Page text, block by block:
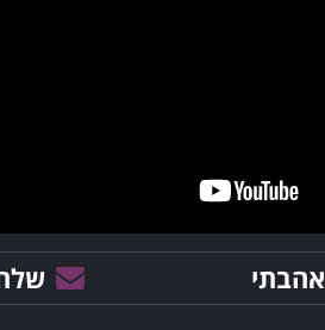
אהבתי